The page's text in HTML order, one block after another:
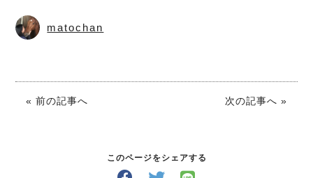
matochan
« 前の記事へ 次の記事へ »
このページをシェアする